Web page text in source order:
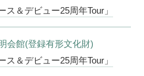
ス＆デビュー25周年Tour」
会館(登録有形文化財)
ス＆デビュー25周年Tour」